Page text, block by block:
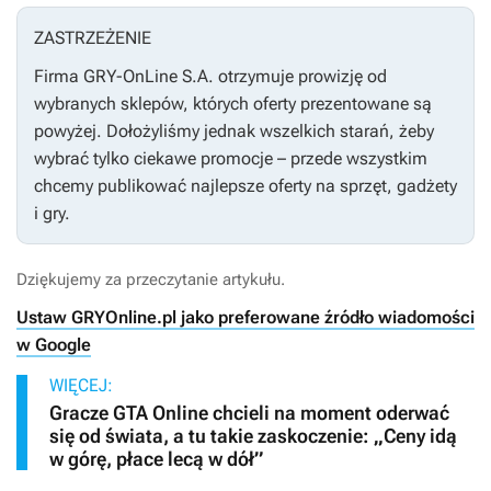
ZASTRZEŻENIE
Firma GRY-OnLine S.A. otrzymuje prowizję od
wybranych sklepów, których oferty prezentowane są
powyżej. Dołożyliśmy jednak wszelkich starań, żeby
wybrać tylko ciekawe promocje – przede wszystkim
chcemy publikować najlepsze oferty na sprzęt, gadżety
i gry.
Dziękujemy za przeczytanie artykułu.
Ustaw GRYOnline.pl jako preferowane źródło wiadomości
w Google
WIĘCEJ:
Gracze GTA Online chcieli na moment oderwać
się od świata, a tu takie zaskoczenie: „Ceny idą
w górę, płace lecą w dół”